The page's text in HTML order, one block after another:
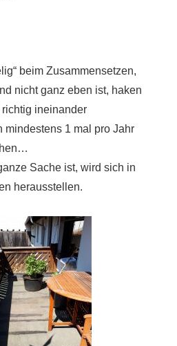
beim Zusammensetzen,
nicht ganz eben ist, haken
ineinander
mindestens 1 mal pro Jahr
Sache ist, wird sich in
herausstellen.